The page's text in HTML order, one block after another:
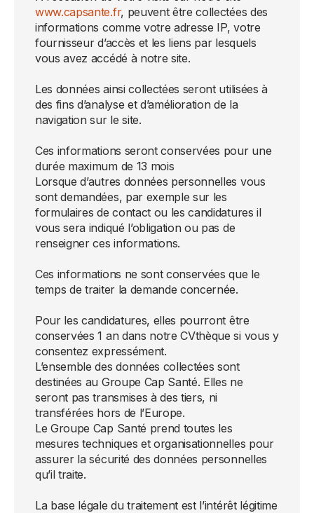
www.capsante.fr, peuvent être collectées des
informations comme votre adresse IP, votre
fournisseur d’accès et les liens par lesquels
vous avez accédé à notre site.
Les données ainsi collectées seront utilisées à
des fins d’analyse et d’amélioration de la
navigation sur le site.
Ces informations seront conservées pour une
durée maximum de 13 mois
Lorsque d’autres données personnelles vous
sont demandées, par exemple sur les
formulaires de contact ou les candidatures il
vous sera indiqué l’obligation ou pas de
renseigner ces informations.
Ces informations ne sont conservées que le
temps de traiter la demande concernée.
Pour les candidatures, elles pourront être
conservées 1 an dans notre CVthèque si vous y
consentez expressément.
L’ensemble des données collectées sont
destinées au Groupe Cap Santé. Elles ne
seront pas transmises à des tiers, ni
transférées hors de l’Europe.
Le Groupe Cap Santé prend toutes les
mesures techniques et organisationnelles pour
assurer la sécurité des données personnelles
qu’il traite.
La base légale du traitement est l’intérêt légitime